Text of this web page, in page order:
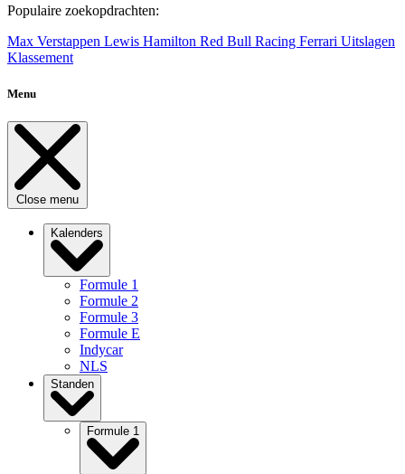
Populaire zoekopdrachten:
Max Verstappen Lewis Hamilton Red Bull Racing Ferrari Uitslagen
Klassement
Menu
Close menu
Kalenders
Formule 1
Formule 2
Formule 3
Formule E
Indycar
NLS
Standen
Formule 1